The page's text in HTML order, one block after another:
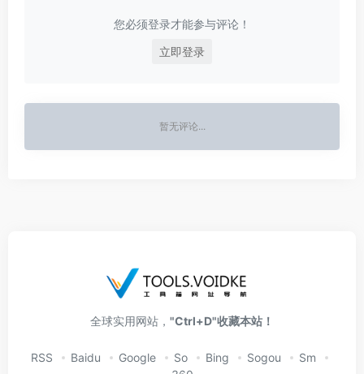
您必须登录才能参与评论！
立即登录
暂无评论...
全球实用网站， "Ctrl+D"收藏本站！
RSS Baidu Google So Bing Sogou
Sm